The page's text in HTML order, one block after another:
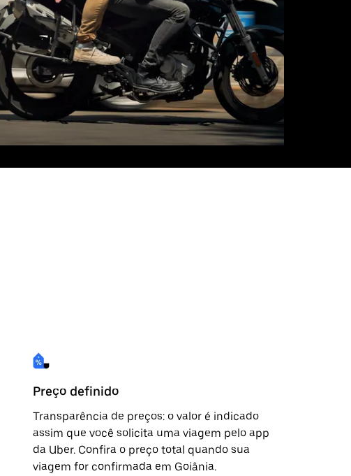
Preço definido
Transparência de preços: o valor é indicado
assim que você solicita uma viagem pelo app
da Uber. Confira o preço total quando sua
viagem for confirmada em Goiânia.